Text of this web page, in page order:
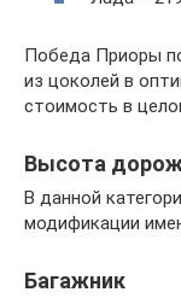
Победа Приоры
из цоколей в
стоимость в
Высота
В данной
модификации
Багажник